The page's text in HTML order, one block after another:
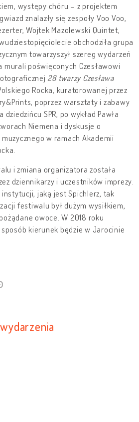
występy chóru – z projektem
znalazły się zespoły Voo Voo,
Wojtek Mazolewski Quintet,
obchodziła grupa
towarzyszył szereg wydarzeń
poświęconych Czesławowi
28 twarzy Czesława
Rocka, kuratorowanej przez
poprzez warsztaty i zabawy
SPR, po wykład Pawła
Niemena i dyskusje o
w ramach Akademii
i zmiana organizatora została
dziennikarzy i uczestników imprezy.
jaką jest Spichlerz, tak
festiwalu był dużym wysiłkiem,
owoce. W 2018 roku
kierunek będzie w Jarocinie